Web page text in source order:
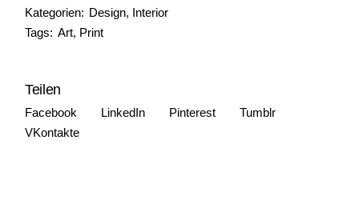
Kategorien: Design, Interior
Tags: Art, Print
Teilen
Facebook LinkedIn Pinterest
Tumblr
VKontakte